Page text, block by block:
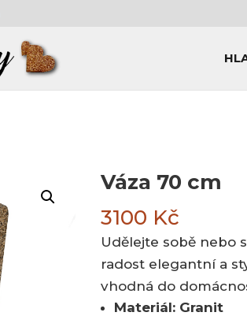
Váza 70 cm
3100 Kč
Udělejte sobě nebo
radost elegantní a
vhodná do
Materiál: Granit